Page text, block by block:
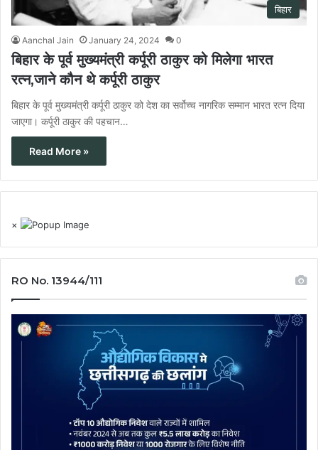
बिहार
Aanchal Jain January 24, 2024 0
बिहार के पूर्व मुख्यमंत्री कर्पूरी ठाकुर को मिलेगा भारत
रत्न,जाने कौन थे कर्पूरी ठाकुर
बिहार के पूर्व मुख्यमंत्री कर्पूरी ठाकुर को देश का सर्वोच्च नागरिक सम्मान भारत रत्न दिया
जाएगा। कर्पूरी ठाकुर की पहचान…
Read More »
×
RO No. 13944/111